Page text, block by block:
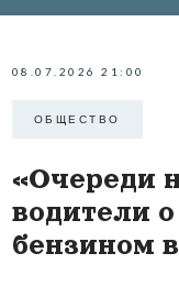
08.07.2026 21:00
ОБЩЕСТВО
«Очереди
водители
бензином